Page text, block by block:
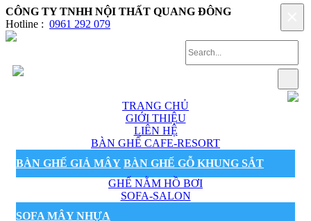
CÔNG TY TNHH NỘI THẤT QUANG ĐÔNG
Hotline : 0961 292 079
TRANG CHỦ
GIỚI THIỆU
LIÊN HỆ
BÀN GHẾ CAFE-RESORT
BÀN GHẾ GIẢ MÂY BÀN GHẾ GỖ KHUNG SẮT
GHẾ NẰM HỒ BƠI
SOFA-SALON
SOFA MÂY NHỰA